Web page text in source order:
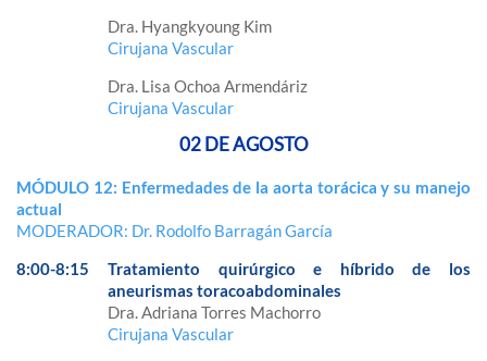
Dra. Hyangkyoung Kim
Cirujana Vascular
Dra. Lisa Ochoa Armendáriz
Cirujana Vascular
02 DE AGOSTO
MÓDULO 12: Enfermedades de la aorta torácica y su manejo
actual
MODERADOR: Dr. Rodolfo Barragán García
8:00-8:15
Tratamiento quirúrgico e híbrido de los
aneurismas toracoabdominales
Dra. Adriana Torres Machorro
Cirujana Vascular